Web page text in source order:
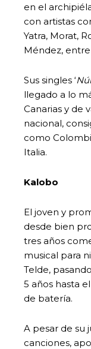
en el
con artistas
Yatra, Morat,
Méndez,
Sus singles ‘
llegado a lo
Canarias y de
nacional,
como
Italia.
Kalobo
El joven y
desde bien
tres años
musical para
Telde,
5 años hasta
de batería.
A pesar de su
canciones,